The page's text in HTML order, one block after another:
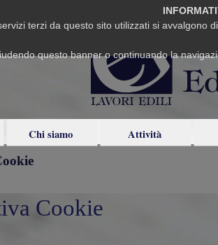
Chi siamo
Attività
Cookie
terzi da questo sito utilizzati si avvalgono
questo banner o continuando la